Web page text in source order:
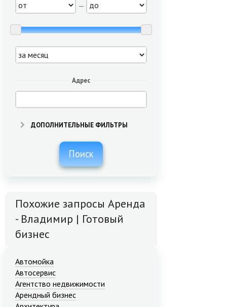
—
Адрес
ДОПОЛНИТЕЛЬНЫЕ ФИЛЬТРЫ
Поиск
Похожие запросы Аренда
- Владимир | Готовый
бизнес
Автомойка
Автосервис
Агентство недвижимости
Арендный бизнес